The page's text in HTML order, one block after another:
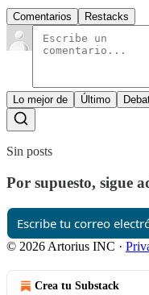
Comentarios Restacks
Lo mejor de Último
Sin posts
Por supuesto, sigue
© 2026 Artorius INC ·
Crea tu Substack